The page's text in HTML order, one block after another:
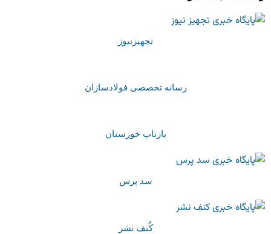
تجهیزنیوز
رسانه تخصصی فولادسازان
بازتاب خوزستان
سد پرس
کُنف نشر